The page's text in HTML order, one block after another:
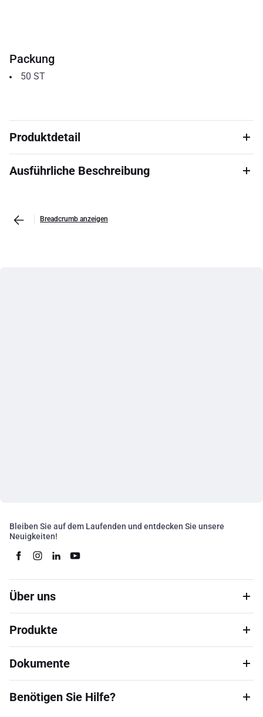
Packung
50 ST
Produktdetail
Ausführliche Beschreibung
Breadcrumb anzeigen
Bleiben Sie auf dem Laufenden und entdecken Sie unsere
Neuigkeiten!
Über uns
Produkte
Dokumente
Benötigen Sie Hilfe?